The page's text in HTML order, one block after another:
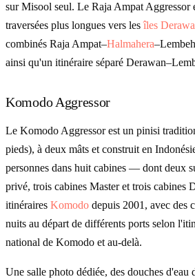
sur Misool seul. Le Raja Ampat Aggressor
traversées plus longues vers lesîles
combinés Raja Ampat–Halmahera
ainsi qu'un itinéraire séparé
Komodo Aggressor
Le Komodo Aggressor est un pinisi
pieds), à deux mâts et construit en
personnes dans huit cabines — dont deux
privé, trois cabines Master et trois cabines
itinéraires Komodo depuis 2001, avec des
nuits au départ de différents ports selon
national de Komodo et au-delà.
Une salle photo dédiée, des douches d'eau